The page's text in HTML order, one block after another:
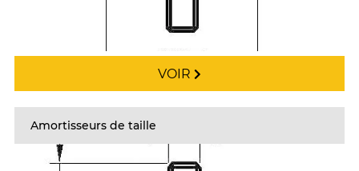
VOIR
Amortisseurs de taille